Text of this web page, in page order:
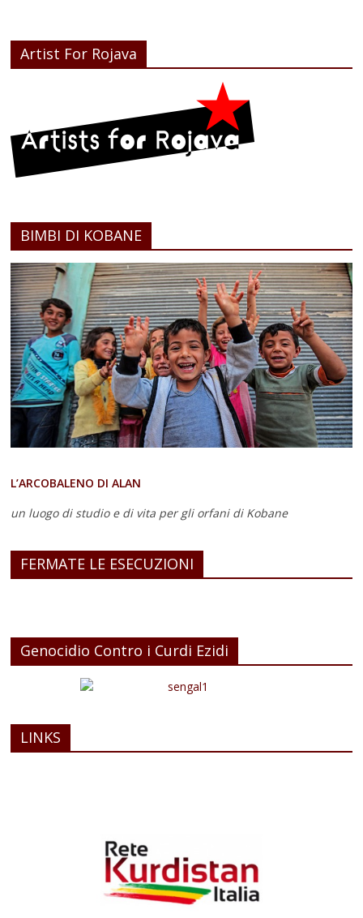
Artist For Rojava
BIMBI DI KOBANE
L’ARCOBALENO DI ALAN
un luogo di studio e di vita per gli orfani di Kobane
FERMATE LE ESECUZIONI
Genocidio Contro i Curdi Ezidi
LINKS